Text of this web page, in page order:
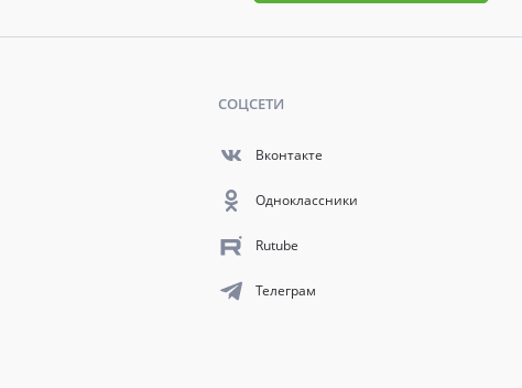
СОЦСЕТИ
Вконтакте
Одноклассники
Rutube
Телеграм